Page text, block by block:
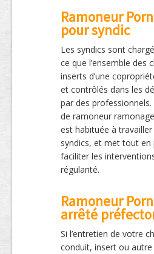
Ramoneur
pour syndic
Les syndics sont
ce que l’ensemble des
inserts d’une
et contrôlés dans les
par des
de ramoneur
est habituée à
syndics, et met tout en
faciliter les
régularité.
Ramoneur
arrêté
Si l’entretien de votre
conduit, insert ou